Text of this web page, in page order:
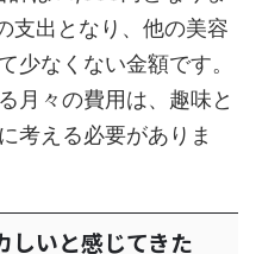
支出となり、他の美容
少なくない金額です。
月々の費用は、趣味と
考える必要がありま
しいと感じてきた